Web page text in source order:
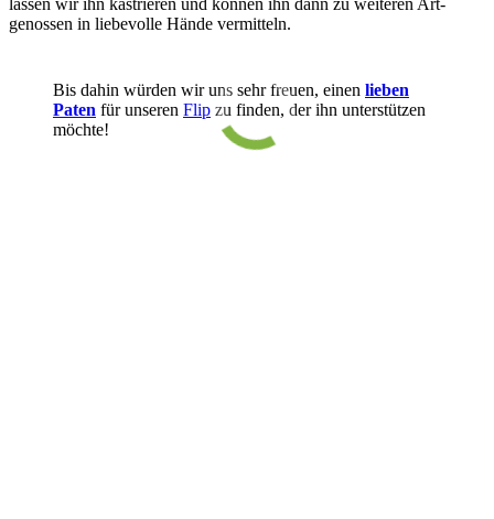
lassen wir ihn kastrieren und können ihn dann zu weiteren Art­
genossen in liebe­volle Hände vermitteln.
Bis dahin würden wir uns sehr freuen, einen lieben
Paten für unseren Flip zu finden, der ihn unterstützen
möchte!